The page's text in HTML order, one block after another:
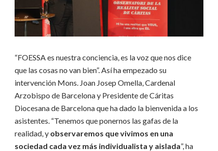
“FOESSA es nuestra conciencia, es la voz que nos dice
que las cosas no van bien”. Así ha empezado su
intervención Mons. Joan Josep Omella, Cardenal
Arzobispo de Barcelona y Presidente de Cáritas
Diocesana de Barcelona que ha dado la bienvenida a los
asistentes. “Tenemos que ponernos las gafas de la
realidad, y observaremos que vivimos en una
sociedad cada vez más individualista y aislada”, ha